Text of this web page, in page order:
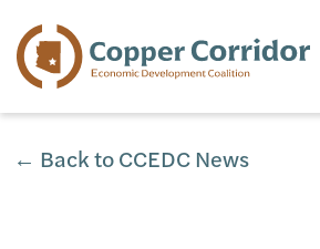
← Back to CCEDC News